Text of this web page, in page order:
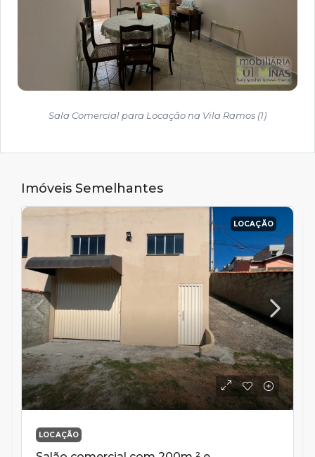
Sala Comercial para Locação na Vila Ramos (1)
Imóveis Semelhantes
LOCAÇÃO
LOCAÇÃO